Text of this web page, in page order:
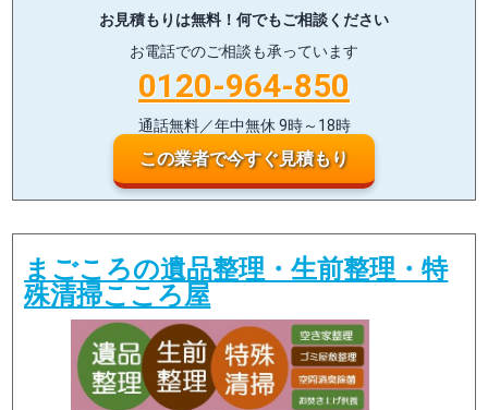
お見積もりは無料！ 何でもご相談ください
お電話でのご相談も承っています
0120-964-850
通話無料／年中無休 9時～18時
この業者で今すぐ見積もり
まごころの遺品整理・生前整理・特
殊清掃こころ屋